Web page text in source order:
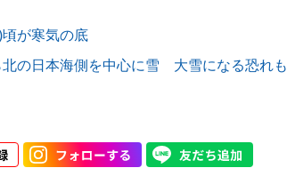
が寒気の底
の日本海側を中心に雪 大雪になる恐れも